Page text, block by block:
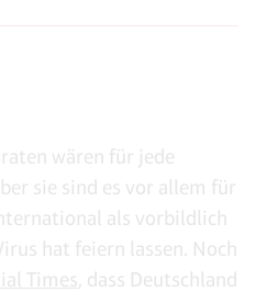
wären für jede
sie sind es vor allem für
als vorbildlich
hat feiern lassen. Noch
Times, dass Deutschland